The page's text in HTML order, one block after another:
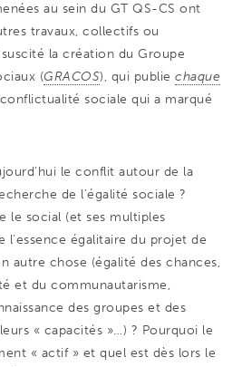
au sein du GT QS-CS ont
travaux, collectifs ou
la création du Groupe
(GRACOS), qui publiechaque
sociale qui a marqué
le conflit autour de la
de l’égalité sociale ?
le social (et ses multiples
l’essence égalitaire du projet de
autre chose (égalité des chances,
et du communautarisme,
des groupes et des
« capacités »…) ? Pourquoi le
« actif » et quel est dès lors le